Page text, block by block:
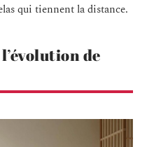
qui tiennent la distance.
de